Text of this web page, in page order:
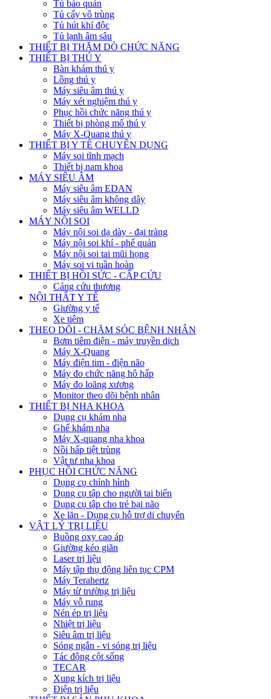
Tủ bảo quản
Tủ cấy vô trùng
Tủ hút khí độc
Tủ lạnh âm sâu
THIẾT BỊ THĂM DÒ CHỨC NĂNG
THIẾT BỊ THÚ Y
Bàn khám thú y
Lồng thú y
Máy siêu âm thú y
Máy xét nghiệm thú y
Phục hồi chức năng thú y
Thiết bị phòng mổ thú y
Máy X-Quang thú y
THIẾT BỊ Y TẾ CHUYÊN DỤNG
Máy soi tĩnh mạch
Thiết bị nam khoa
MÁY SIÊU ÂM
Máy siêu âm EDAN
Máy siêu âm không dây
Máy siêu âm WELLD
MÁY NỘI SOI
Máy nội soi dạ dày - đại tràng
Máy nội soi khí - phế quản
Máy nội soi tai mũi họng
Máy soi vi tuần hoàn
THIẾT BỊ HỒI SỨC - CẤP CỨU
Cáng cứu thương
NỘI THẤT Y TẾ
Giường y tế
Xe tiêm
THEO DÕI - CHĂM SÓC BỆNH NHÂN
Bơm tiêm điện - máy truyền dịch
Máy X-Quang
Máy điện tim - điện não
Máy đo chức năng hô hấp
Máy đo loãng xương
Monitor theo dõi bệnh nhân
THIẾT BỊ NHA KHOA
Dụng cụ khám nha
Ghế khám nha
Máy X-quang nha khoa
Nồi hấp tiệt trùng
Vật tư nha khoa
PHỤC HỒI CHỨC NĂNG
Dụng cụ chỉnh hình
Dụng cụ tập cho người tai biến
Dụng cụ tập cho trẻ bại não
Xe lăn - Dụng cụ hỗ trợ di chuyển
VẬT LÝ TRỊ LIỆU
Buồng oxy cao áp
Giường kéo giãn
Laser trị liệu
Máy tập thụ động liên tục CPM
Máy Terahertz
Máy từ trường trị liệu
Máy vỗ rung
Nén ép trị liệu
Nhiệt trị liệu
Siêu âm trị liệu
Sóng ngắn - vi sóng trị liệu
Tác động cột sống
TECAR
Xung kích trị liệu
Điện trị liệu